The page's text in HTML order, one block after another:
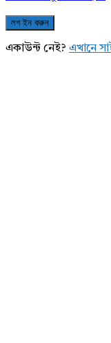
একাউন্ট নেই? এখানে